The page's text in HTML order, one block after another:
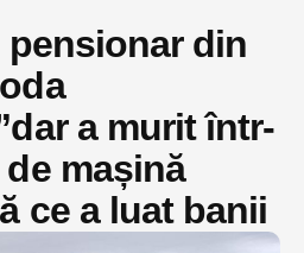
din
a murit într-
mașină
ce a luat banii